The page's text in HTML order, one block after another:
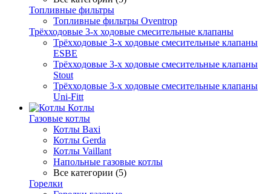
Топливные фильтры
Топливные фильтры Oventrop
Трёхходовые 3-х ходовые смесительные клапаны
Трёхходовые 3-х ходовые смесительные клапаны
ESBE
Трёхходовые 3-х ходовые смесительные клапаны
Stout
Трёхходовые 3-х ходовые смесительные клапаны
Uni-Fitt
Котлы
Газовые котлы
Котлы Baxi
Котлы Gerda
Котлы Vaillant
Напольные газовые котлы
Все категории (5)
Горелки